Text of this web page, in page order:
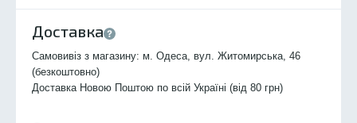
Доставка
Самовивіз з магазину: м. Одеса, вул. Житомирська, 46
(безкоштовно)
Доставка Новою Поштою по всій Україні (від 80 грн)